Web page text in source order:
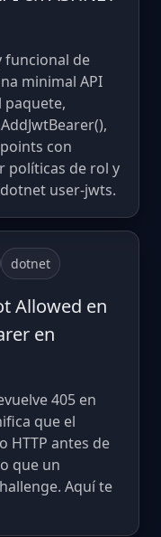
funcional de
minimal API
paquete,
con
políticas de rol y
user-jwts.
dotnet
Allowed en
en
405 en
que el
HTTP antes de
que un
Aquí te